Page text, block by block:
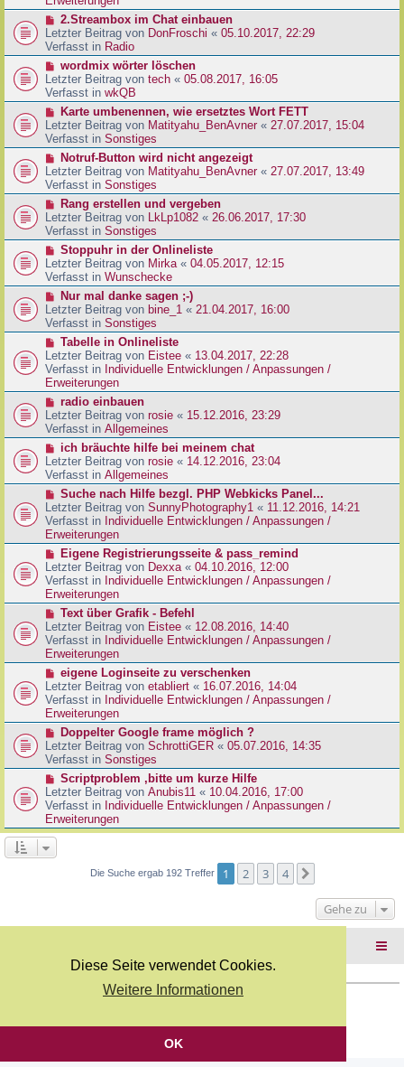
Diese Seite verwendet Cookies.
Weitere Informationen
OK
i
r
a
g
r
B
e
i
r
a
g
N
e
u
e
r
B
e
t
r
a
g
2.Streambox im Chat einbauen
Letzter Beitrag von DonFroschi « 05.10.2017, 22:29
Verfasst in Radio
N
e
u
e
r
B
e
t
r
a
g
wordmix wörter löschen
Letzter Beitrag von tech « 05.08.2017, 16:05
Verfasst in wkQB
N
e
u
e
r
B
e
t
r
a
g
Karte umbenennen, wie ersetztes Wort FETT
Letzter Beitrag von Matityahu_BenAvner « 27.07.2017, 15:04
Verfasst in Sonstiges
N
e
u
e
r
B
e
t
r
a
g
Notruf-Button wird nicht angezeigt
Letzter Beitrag von Matityahu_BenAvner« 27.07.2017, 13:49
Verfasst in Sonstiges
N
e
u
e
r
B
e
t
r
a
g
Rang erstellen und vergeben
Letzter Beitrag von LkLp1082 « 26.06.2017, 17:30
Verfasst in Sonstiges
N
e
u
e
r
B
e
t
r
a
g
Stoppuhr in der Onlineliste
Letzter Beitrag von Mirka« 04.05.2017, 12:15
Verfasst in Wunschecke
N
e
u
e
r
B
e
i
r
a
g
Nur mal danke sagen ;-)
Letzter Beitrag von bine_1 « 21.04.2017, 16:00
Verfasst in Sonstiges
N
e
u
e
r
B
e
i
r
a
g
Tabelle in Onlineliste
Letzter Beitrag von Eistee « 13.04.2017, 22:28
Verfasst in Individuelle Entwicklungen / Anpassungen /
Erweiterungen
N
e
u
e
r
B
e
t
r
a
g
radio einbauen
Letzter Beitrag von rosie « 15.12.2016, 23:29
Verfasst in Allgemeines
N
e
u
e
r
B
e
i
r
a
g
ich bräuchte hilfe bei meinem chat
Letzter Beitrag von rosie « 14.12.2016, 23:04
Verfasst in Allgemeines
N
e
u
e
r
B
e
i
t
a
g
Suche nach Hilfe bezgl. PHP Webkicks Panel...
Letzter Beitrag von SunnyPhotography1 « 11.12.2016, 14:21
Verfasst in Individuelle Entwicklungen / Anpassungen /
Erweiterungen
N
e
u
e
r
B
e
i
t
a
g
Eigene Registrierungsseite & pass_remind
Letzter Beitrag von Dexxa« 04.10.2016, 12:00
Verfasst in Individuelle Entwicklungen / Anpassungen /
Erweiterungen
N
e
u
e
r
B
e
i
t
a
g
Text über Grafik - Befehl
Letzter Beitrag von Eistee « 12.08.2016, 14:40
Verfasst in Individuelle Entwicklungen / Anpassungen /
Erweiterungen
N
e
u
e
r
B
e
i
r
a
g
eigene Loginseite zu verschenken
Letzter Beitrag von etabliert « 16.07.2016, 14:04
Verfasst in Individuelle Entwicklungen / Anpassungen /
Erweiterungen
N
e
u
e
r
B
e
i
t
r
Doppelter Google frame möglich ?
Letzter Beitrag von SchrottiGER « 05.07.2016, 14:35
Verfasst in Sonstiges
N
e
u
e
r
e
g
Scriptproblem ,bitte um kurze Hilfe
Letzter Beitrag von Anubis11 « 10.04.2016, 17:00
Verfasst in Individuelle Entwicklungen / Anpassungen /
Erweiterungen
Die Suche ergab 192 Treffer 1 2 3 4
Gehe zu
Deutsche Übersetzung durchphpBB.de